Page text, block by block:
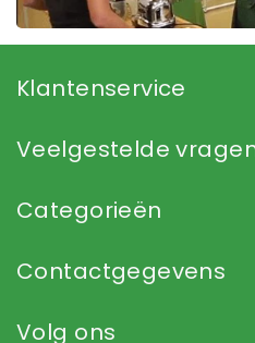
Klantenservice
Veelgestelde
Categorieën
Contactgegevens
Volg ons